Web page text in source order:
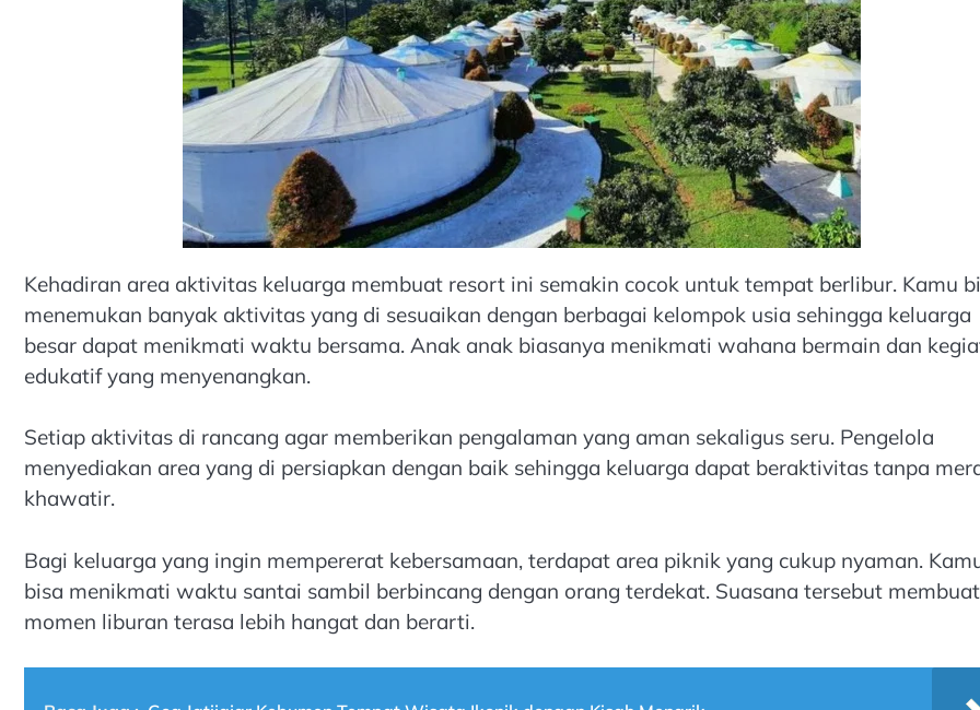
Kehadiran area aktivitas keluarga membuat resort ini semakin cocok untuk tempat berlibur. Kamu
menemukan banyak aktivitas yang di sesuaikan dengan berbagai kelompok usia sehingga keluarga
besar dapat menikmati waktu bersama. Anak anak biasanya menikmati wahana bermain dan
edukatif yang menyenangkan.
Setiap aktivitas di rancang agar memberikan pengalaman yang aman sekaligus seru. Pengelola
menyediakan area yang di persiapkan dengan baik sehingga keluarga dapat beraktivitas tanpa
khawatir.
Bagi keluarga yang ingin mempererat kebersamaan, terdapat area piknik yang cukup nyaman.
bisa menikmati waktu santai sambil berbincang dengan orang terdekat. Suasana tersebut membuat
momen liburan terasa lebih hangat dan berarti.